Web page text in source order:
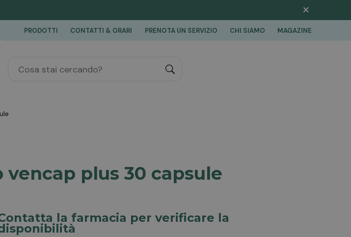
×
PRODOTTI CONTATTI & ORARI PRENOTA UN SERVIZIO CHI SIAMO MAGAZINE
"Cerca
vencap plus 30 capsule
la farmacia per verificare la